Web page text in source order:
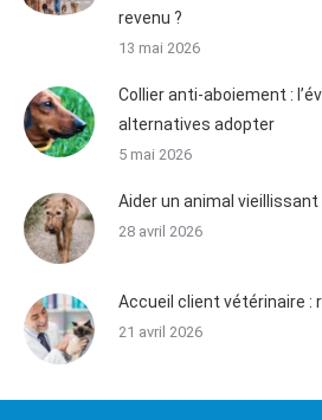
revenu ?
13 mai 2026
Collier anti-aboiement :
alternatives adopter
5 mai 2026
Aider un animal vieillissant
28 avril 2026
Accueil client vétérinaire :
21 avril 2026